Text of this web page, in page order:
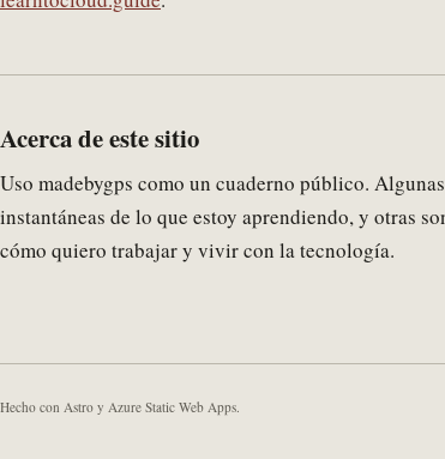
Acerca de este sitio
Uso madebygps como un cuaderno público.
instantáneas de lo que estoy aprendiendo, y otras
cómo quiero trabajar y vivir con la tecnología.
Hecho con Astro y Azure Static Web Apps.